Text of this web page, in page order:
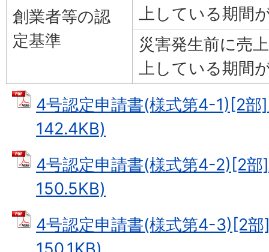
創業者等の認
定基準
上している期間
災害発生前に売
上している期間
4号認定申請書(様式第4-1)[2部
142.4KB)
4号認定申請書(様式第4-2)[2
150.5KB)
4号認定申請書(様式第4-3)[2